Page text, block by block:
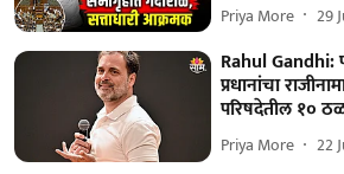
Priya More 29
Rahul Gandhi:
प्रधानांचा
परिषदेतील १०
Priya More 22